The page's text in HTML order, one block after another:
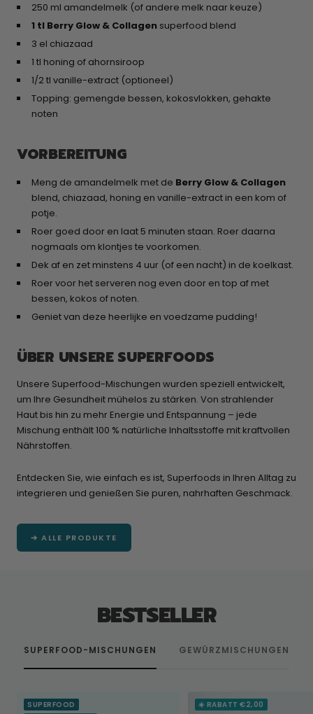
250 ml amandelmelk (of andere melk naar keuze)
1 tl Berry Glow & Collagen superfood blend
3 el chiazaad
1 tl honing of ahornsiroop
1/2 tl vanille-extract (optioneel)
Topping: gemengde bessen, kokosvlokken, gehakte
noten
VORBEREITUNG
Meng de amandelmelk met de Berry Glow & Collagen
blend, chiazaad, honing en vanille-extract in een kom of
potje.
Roer goed door en laat 5 minuten staan. Roer daarna
nogmaals om klontjes te voorkomen.
Dek af en zet minstens 4 uur (of een nacht) in de koelkast.
Roer voor het serveren nog even door en top af met
bessen, kokos of noten.
Geniet van deze heerlijke en voedzame pudding!
ÜBER UNSERE SUPERFOODS
Unsere Superfood-Mischungen wurden speziell entwickelt,
um Ihre Gesundheit mühelos zu stärken. Von strahlender
Haut bis hin zu mehr Energie und Entspannung – jede
Mischung enthält 100 % natürliche Inhaltsstoffe mit kraftvollen
Nährstoffen.
Entdecken Sie, wie einfach es ist, Superfoods in Ihren Alltag zu
integrieren und genießen Sie puren, nahrhaften Geschmack.
➔ ALLE PRODUKTE
BESTSELLER
SUPERFOOD-MISCHUNGEN GEWÜRZMISCHUNGEN
SUPERFOOD
☀️ RABATT €2,00